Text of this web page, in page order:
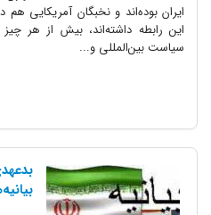
ایران بوده‌اند و نخبگان آمریکایی هم
این رابطه داشته‌اند، بیش از هر
سیاست بین‌المللی و...